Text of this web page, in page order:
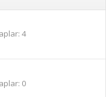
4
0